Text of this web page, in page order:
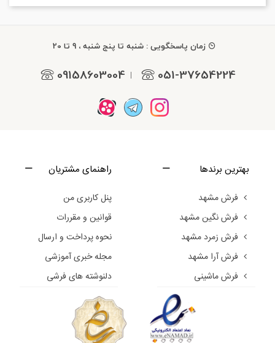
زمان پاسخگویی : شنبه تا پنج شنبه ، 9 تا 20
051-37654224
|
09158603004
بهترین برندها
فرش مشهد
فرش نگین مشهد
فرش زمرد مشهد
فرش آرا مشهد
فرش ماشینی
راهنمای مشتریان
پنل کاربری من
قوانین و مقررات
نحوه پرداخت و ارسال
مجله خبری آموزشی
دلنوشته های فرشی